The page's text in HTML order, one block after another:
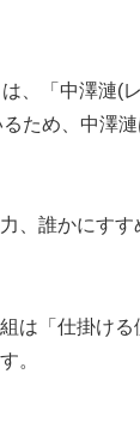
、「中澤漣(
るため、中澤
、誰かにす
は「仕掛け
。